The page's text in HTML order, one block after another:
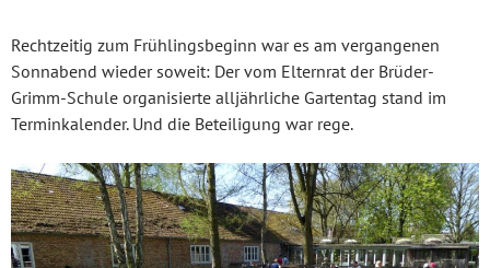
Rechtzeitig zum Frühlingsbeginn war es am vergangenen
Sonnabend wieder soweit: Der vom Elternrat der Brüder-
Grimm-Schule organisierte alljährliche Gartentag stand im
Terminkalender. Und die Beteiligung war rege.